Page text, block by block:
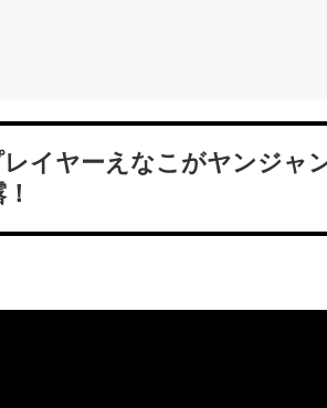
レイヤーえなこがヤンジャ